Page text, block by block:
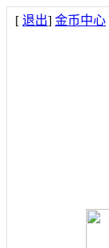
[ 退出] 金币中心